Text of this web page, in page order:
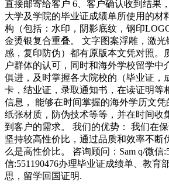
直接邮寄给客户 6、客户确认收到结果
大学及学院的毕业证成绩单所使用的材
构（包括：水印，阴影底纹，钢印
金烫银复合重叠。 文字图案浮雕，激
感，复印防伪）都有原版本文凭对照。
户群体的认可，同时和海外学校留学中
俱进，及时掌握各大院校的（毕业证，
卡，结业证，录取通知书，在读证明等
信息， 能够在时间掌握的海外学历文凭
纸张材质，防伪技术等等，并在时间收
到客户的需求。 我们的优势： 我们在
坚持较高性价比，通过品质和效率不断
么是高性价比。 咨询顾问：Sam q/微信
信:551190476办理毕业证成绩单、教育
思，留学回国证明.